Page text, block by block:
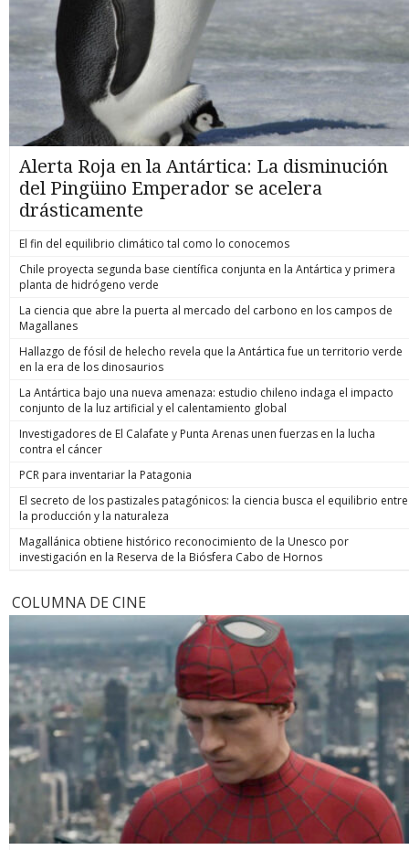
Alerta Roja en la Antártica: La disminución
del Pingüino Emperador se acelera
drásticamente
El fin del equilibrio climático tal como lo conocemos
Chile proyecta segunda base científica conjunta en la Antártica y primera
planta de hidrógeno verde
La ciencia que abre la puerta al mercado del carbono en los campos de
Magallanes
Hallazgo de fósil de helecho revela que la Antártica fue un territorio verde
en la era de los dinosaurios
La Antártica bajo una nueva amenaza: estudio chileno indaga el impacto
conjunto de la luz artificial y el calentamiento global
Investigadores de El Calafate y Punta Arenas unen fuerzas en la lucha
contra el cáncer
PCR para inventariar la Patagonia
El secreto de los pastizales patagónicos: la ciencia busca el equilibrio entre
la producción y la naturaleza
Magallánica obtiene histórico reconocimiento de la Unesco por
investigación en la Reserva de la Biósfera Cabo de Hornos
COLUMNA DE CINE